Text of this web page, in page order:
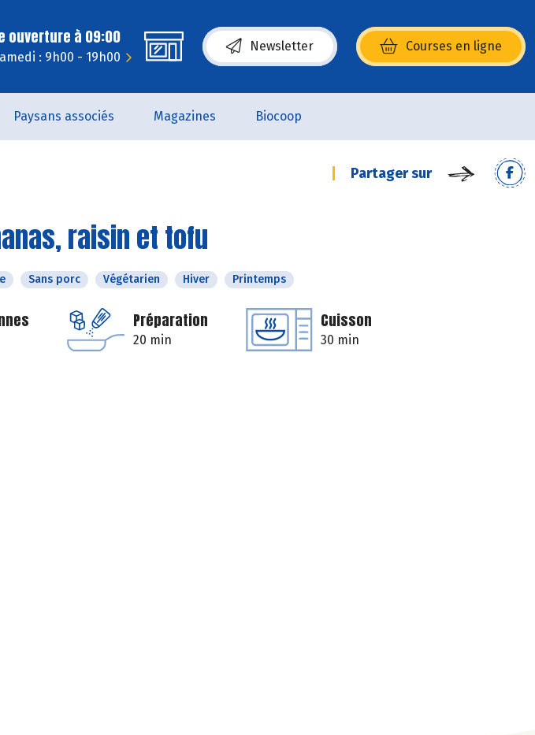
ouverture à 09:00
: 9h00 - 19h00
Newsletter Courses en ligne
(s’ouvre dans une nouvelle fenêtre)
Paysans associés Magazines Biocoop
Partager sur
raisin et tofu
Sans porc Végétarien Hiver Printemps
Préparation
20 min
Cuisson
30 min